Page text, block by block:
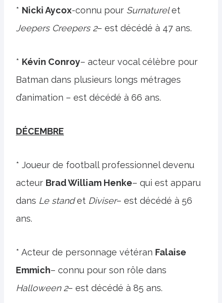
* Nicki Aycox-connu pour Surnaturelet
Jeepers Creepers 2– est décédé à 47 ans.
* Kévin Conroy– acteur vocal célèbre pour
Batman dans plusieurs longs métrages
d’animation – est décédé à 66 ans.
DÉCEMBRE
* Joueur de football professionnel devenu
acteur Brad William Henke– qui est apparu
dans Le standet Diviser– est décédé à 56
ans.
* Acteur de personnage vétéran Falaise
Emmich– connu pour son rôle dans
Halloween 2– est décédé à 85 ans.